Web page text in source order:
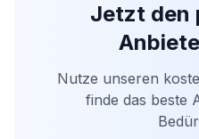
Jetzt den
Nutze unseren
finde das beste